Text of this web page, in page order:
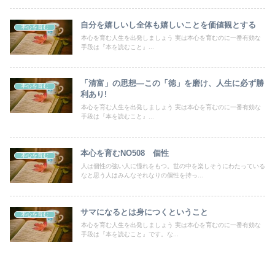
本心を育む 自分を嬉しいし全体も嬉しいことを価値観とする
本心を育む人生を出発しましょう 実は本心を育むのに一番有効な
手段は『本を読むこと』...
本心を育む
「清富」の思想―この「徳」を磨け、人生に必ず勝
利あり!
本心を育む人生を出発しましょう 実は本心を育むのに一番有効な
手段は『本を読むこと』...
本心を育む 本心を育むNO508 個性
人は個性の強い人に憧れをもつ。世の中を楽しそうにわたっている
なと思う人はみんなそれなりの個性を持っ...
本心を育む サマになるとは身につくということ
本心を育む人生を出発しましょう 実は本心を育むのに一番有効な
手段は『本を読むこと』です。な...